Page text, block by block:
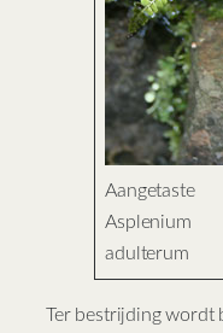
Aangetaste
Asplenium
adulterum
Ter bestrijding wordt